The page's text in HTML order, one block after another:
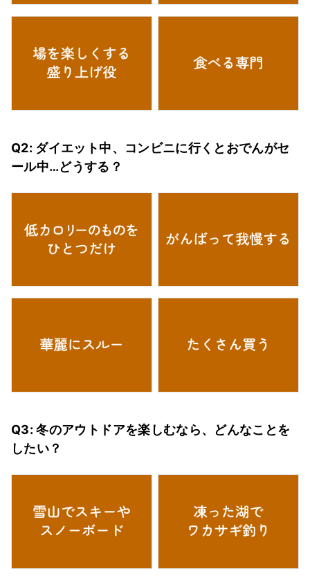
Q2: ダイエット中、コンビニに行くとおでんがセ
ール中…どうする？
Q3: 冬のアウトドアを楽しむなら、どんなことを
したい？